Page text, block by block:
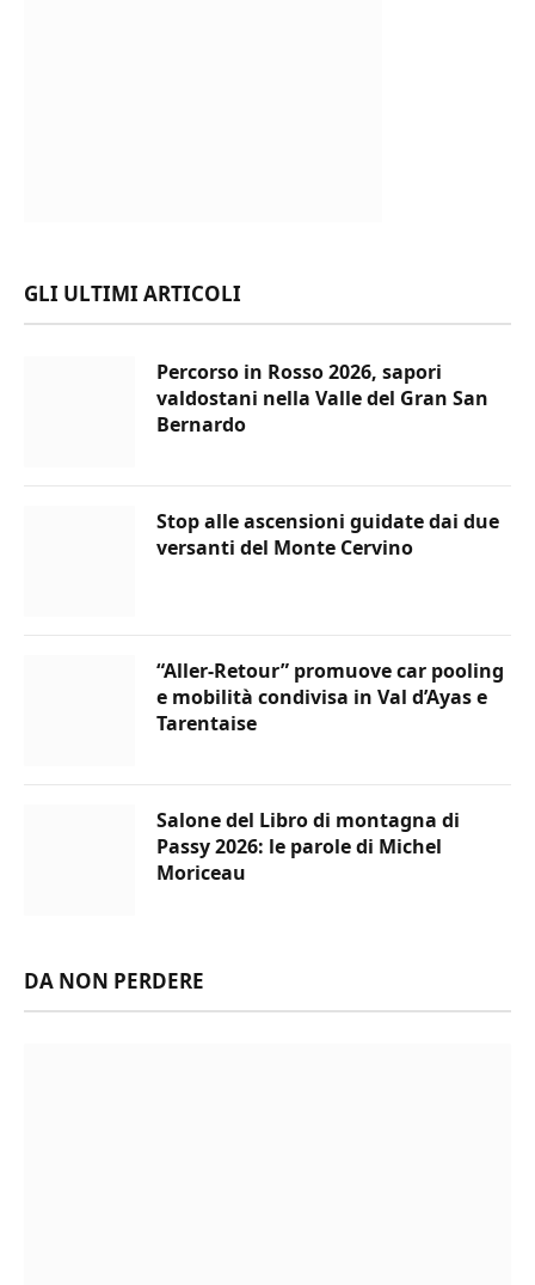
GLI ULTIMI ARTICOLI
Percorso in Rosso 2026, sapori
valdostani nella Valle del Gran San
Bernardo
Stop alle ascensioni guidate dai due
versanti del Monte Cervino
“Aller-Retour” promuove car pooling
e mobilità condivisa in Val d’Ayas e
Tarentaise
Salone del Libro di montagna di
Passy 2026: le parole di Michel
Moriceau
DA NON PERDERE